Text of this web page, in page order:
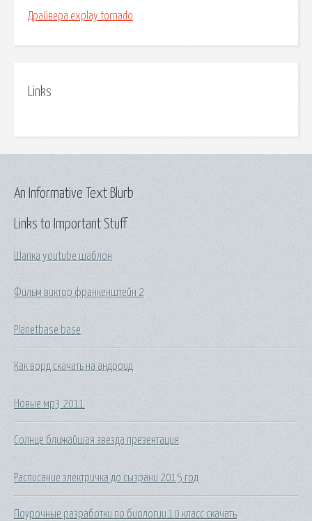
Драйвера explay tornado
Links
Links to Important Stuff
Шапка youtube шаблон
Фильм виктор франкенштейн 2
Planetbase base
Как ворд скачать на андроид
Новые мр3 2011
Солнце ближайшая звезда презентация
Расписание электричка до сызрани 2015 год
Поурочные разработки по биологии 10 класс скачать
An Informative Text Blurb